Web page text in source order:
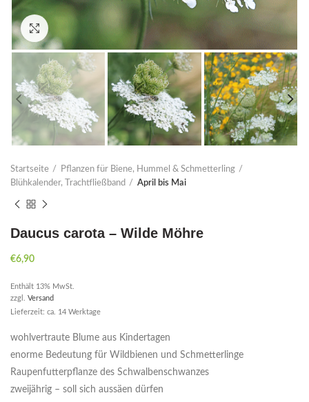
Startseite
Pflanzen für Biene, Hummel & Schmetterling
Blühkalender, Trachtfließband
April bis Mai
Daucus carota – Wilde Möhre
€6,90
Enthält 13% MwSt.
zzgl. Versand
Lieferzeit: ca. 14 Werktage
wohlvertraute Blume aus Kindertagen
enorme Bedeutung für Wildbienen und Schmetterlinge
Raupenfutterpflanze des Schwalbenschwanzes
zweijährig – soll sich aussäen dürfen